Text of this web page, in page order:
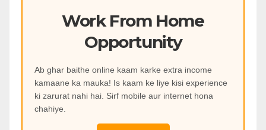
Work From Home
Opportunity
Ab ghar baithe online kaam karke extra income
kamaane ka mauka! Is kaam ke liye kisi experience
ki zarurat nahi hai. Sirf mobile aur internet hona
chahiye.